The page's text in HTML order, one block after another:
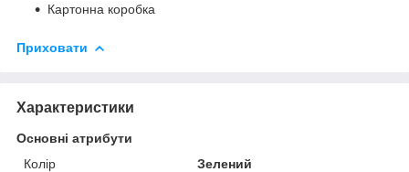
Картонна коробка
Приховати
Характеристики
Основні атрибути
Колір
Зелений